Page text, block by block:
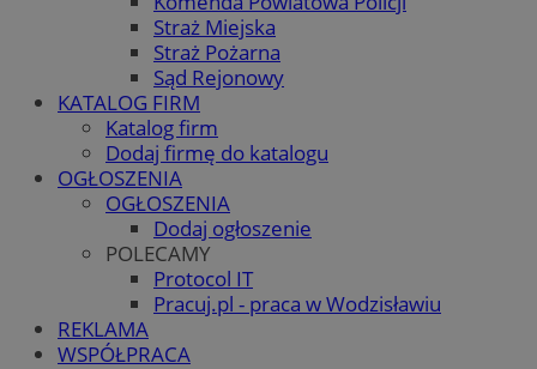
Straż Miejska
Straż Pożarna
Sąd Rejonowy
KATALOG FIRM
Katalog firm
Dodaj firmę do katalogu
OGŁOSZENIA
OGŁOSZENIA
Dodaj ogłoszenie
POLECAMY
Protocol IT
Pracuj.pl - praca w Wodzisławiu
REKLAMA
WSPÓŁPRACA